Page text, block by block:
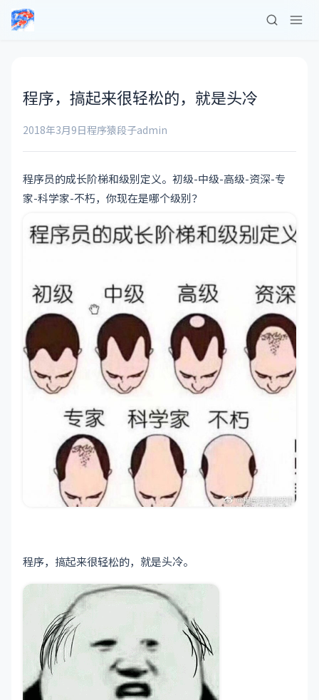
程序，搞起来很轻松的，就是头冷
2018年3月9日程序猿段子admin
程序员的成长阶梯和级别定义。初级-中级-高级-资深-专
家-科学家-不朽，你现在是哪个级别？
程序，搞起来很轻松的，就是头冷。